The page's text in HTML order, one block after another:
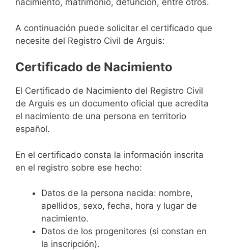
nacimiento, matrimonio, defunción, entre otros.
A continuación puede solicitar el certificado que
necesite del Registro Civil de Arguis:
Certificado de Nacimiento
El Certificado de Nacimiento del Registro Civil
de Arguis es un documento oficial que acredita
el nacimiento de una persona en territorio
español.
En el certificado consta la información inscrita
en el registro sobre ese hecho:
Datos de la persona nacida: nombre,
apellidos, sexo, fecha, hora y lugar de
nacimiento.
Datos de los progenitores (si constan en
la inscripción).